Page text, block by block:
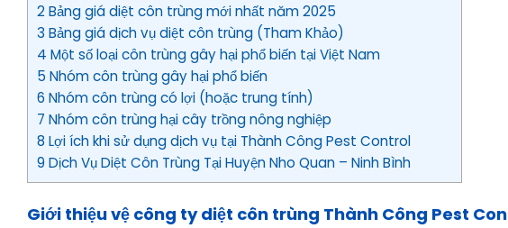
2 Bảng giá diệt côn trùng mới nhất năm 2025
3 Bảng giá dịch vụ diệt côn trùng (Tham Khảo)
4 Một số loại côn trùng gây hại phổ biến tại Việt Nam
5 Nhóm côn trùng gây hại phổ biến
6 Nhóm côn trùng có lợi (hoặc trung tính)
7 Nhóm côn trùng hại cây trồng nông nghiệp
8 Lợi ích khi sử dụng dịch vụ tại Thành Công Pest Control
9 Dịch Vụ Diệt Côn Trùng Tại Huyện Nho Quan – Ninh Bình
Giới thiệu vệ công ty diệt côn trùng Thành Công Pest